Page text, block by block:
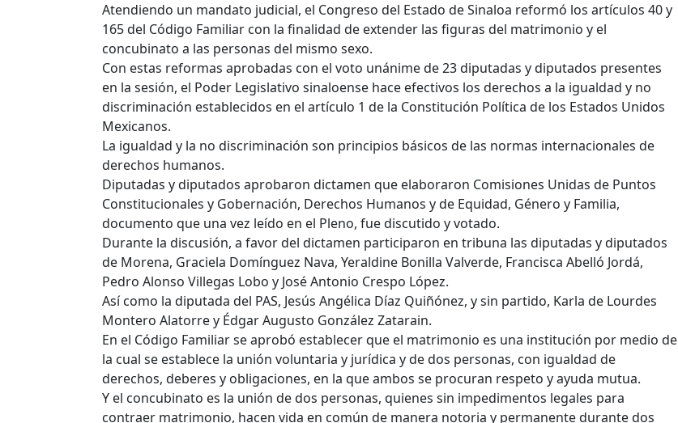
Atendiendo un mandato judicial, el Congreso del Estado de Sinaloa reformó los artículos 40 y
165 del Código Familiar con la finalidad de extender las figuras del matrimonio y el
concubinato a las personas del mismo sexo.
Con estas reformas aprobadas con el voto unánime de 23 diputadas y diputados presentes
en la sesión, el Poder Legislativo sinaloense hace efectivos los derechos a la igualdad y no
discriminación establecidos en el artículo 1 de la Constitución Política de los Estados Unidos
Mexicanos.
La igualdad y la no discriminación son principios básicos de las normas internacionales de
derechos humanos.
Diputadas y diputados aprobaron dictamen que elaboraron Comisiones Unidas de Puntos
Constitucionales y Gobernación, Derechos Humanos y de Equidad, Género y Familia,
documento que una vez leído en el Pleno, fue discutido y votado.
Durante la discusión, a favor del dictamen participaron en tribuna las diputadas y diputados
de Morena, Graciela Domínguez Nava, Yeraldine Bonilla Valverde, Francisca Abelló Jordá,
Pedro Alonso Villegas Lobo y José Antonio Crespo López.
Así como la diputada del PAS, Jesús Angélica Díaz Quiñónez, y sin partido, Karla de Lourdes
Montero Alatorre y Édgar Augusto González Zatarain.
En el Código Familiar se aprobó establecer que el matrimonio es una institución por medio de
la cual se establece la unión voluntaria y jurídica y de dos personas, con igualdad de
derechos, deberes y obligaciones, en la que ambos se procuran respeto y ayuda mutua.
Y el concubinato es la unión de dos personas, quienes sin impedimentos legales para
contraer matrimonio, hacen vida en común de manera notoria y permanente durante dos